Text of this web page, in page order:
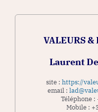
VALEURS &
Laurent
site : https://
email :
Téléphone :
Mobile :